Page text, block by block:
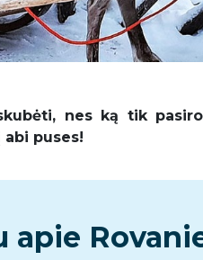
nes ką tik
abi puses!
apie